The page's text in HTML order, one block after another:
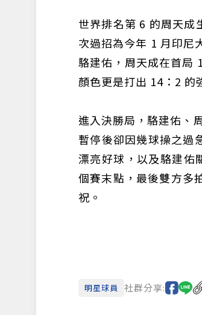
世界排名第 6 的周天成
次過招為今年 1 月印尼
駱建佑，周天成在首局
顏色更是打出 14：2 的
進入決勝局，駱建佑、
暫停後卻因幾球操之過
漂亮好球，以及駱建佑
個賽末點，最後雙方多
祝。
明星球員 社群分享: